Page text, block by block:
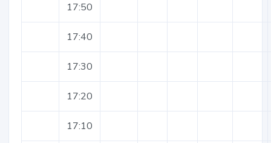
17:50
17:40
17:30
17:20
17:10